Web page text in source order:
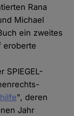
Rana
Michael
ein zweites
eroberte
SPIEGEL-
", deren
Jahr